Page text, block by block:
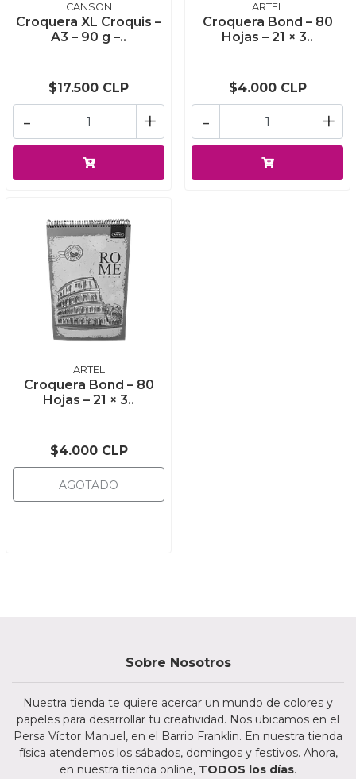
CANSON
Croquera XL Croquis –
A3 – 90 g –..
$17.500 CLP
+
-
ARTEL
Croquera Bond – 80
Hojas – 21 × 3..
$4.000 CLP
+
-
ARTEL
Croquera Bond – 80
Hojas – 21 × 3..
$4.000 CLP
AGOTADO
Sobre Nosotros
Nuestra tienda te quiere acercar un mundo de colores y
papeles para desarrollar tu creatividad. Nos ubicamos en el
Persa Víctor Manuel, en el Barrio Franklin. En nuestra tienda
física atendemos los sábados, domingos y festivos. Ahora,
en nuestra tienda online, TODOS los días.